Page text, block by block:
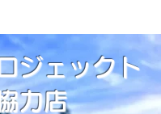
ジェックト
力店